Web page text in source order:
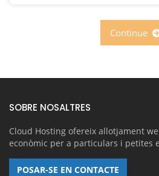
SOBRE NOSALTRES
Cloud Hosting ofereix allotjament
econòmic per a particulars i petites
POSAR-SE EN CONTACTE